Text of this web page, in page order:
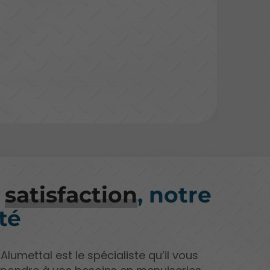
satisfaction, notre
Alumettal est le spécialiste qu’il vous